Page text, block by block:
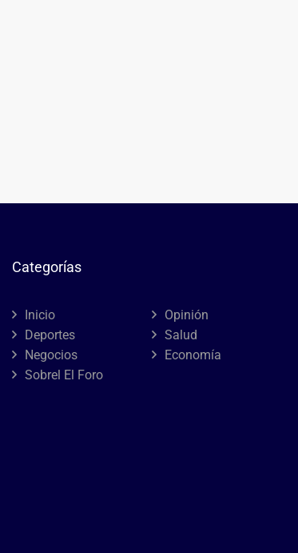
Categorías
Inicio
Opinión
Deportes
Salud
Negocios
Economía
Sobrel El Foro